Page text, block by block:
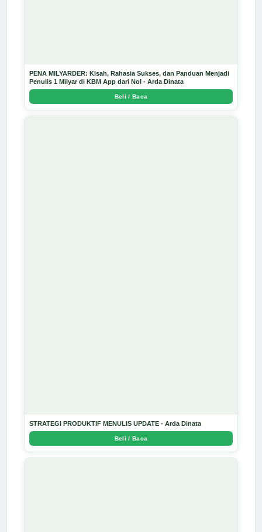
PENA MILYARDER: Kisah, Rahasia Sukses, dan Panduan Menjadi
Penulis 1 Milyar di KBM App dari Nol - Arda Dinata
Beli / Baca
STRATEGI PRODUKTIF MENULIS UPDATE - Arda Dinata
Beli / Baca